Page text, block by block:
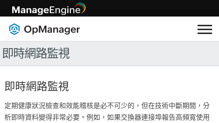
即時網路監視
即時網路監視
定期健康狀況檢查和效能稽核是必不可少的，但在技術中斷期間，分
析即時資料變得非常必要。例如，如果交換器連接埠報告高頻寬使用